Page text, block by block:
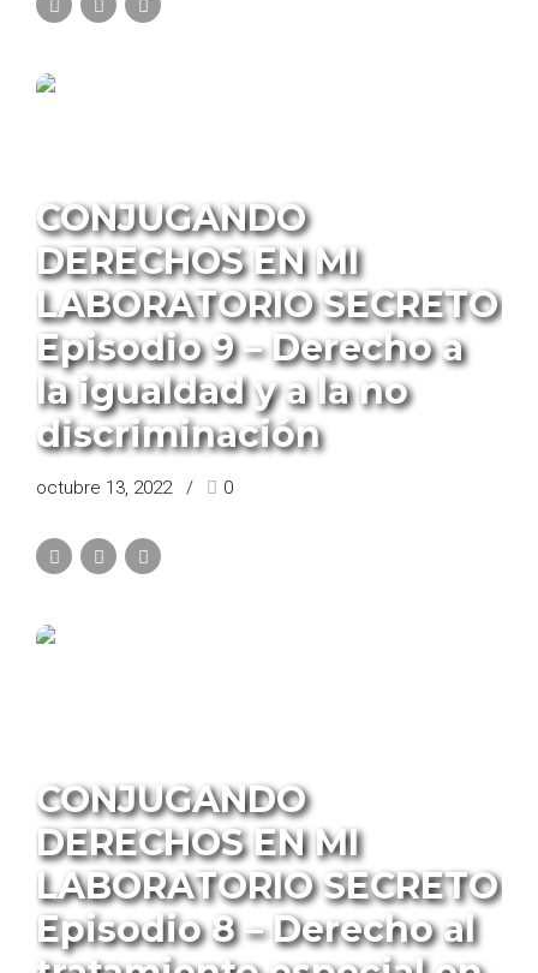
CONJUGANDO
DERECHOS EN MI
LABORATORIO SECRETO
Episodio 9 – Derecho a
la igualdad y a la no
discriminación
octubre 13, 2022 0
CONJUGANDO
DERECHOS EN MI
LABORATORIO SECRETO
Episodio 8 – Derecho al